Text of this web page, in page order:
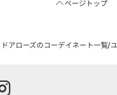
ページトップ
アローズのコーデイネート一覧